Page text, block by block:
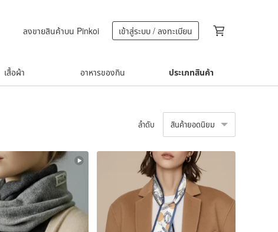
ลงขายสินค้าบน Pinkoi เข้าสู่ระบบ / ลงทะเบียน
เสื้อผ้า อาหารของกิน ประเภทสินค้า
ลำดับ สินค้ายอดนิยม